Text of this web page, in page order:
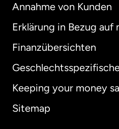
Annahme von Kunden
Erklärung in Bezug auf
Finanzübersichten
Keeping your money
Sitemap
International
Australien